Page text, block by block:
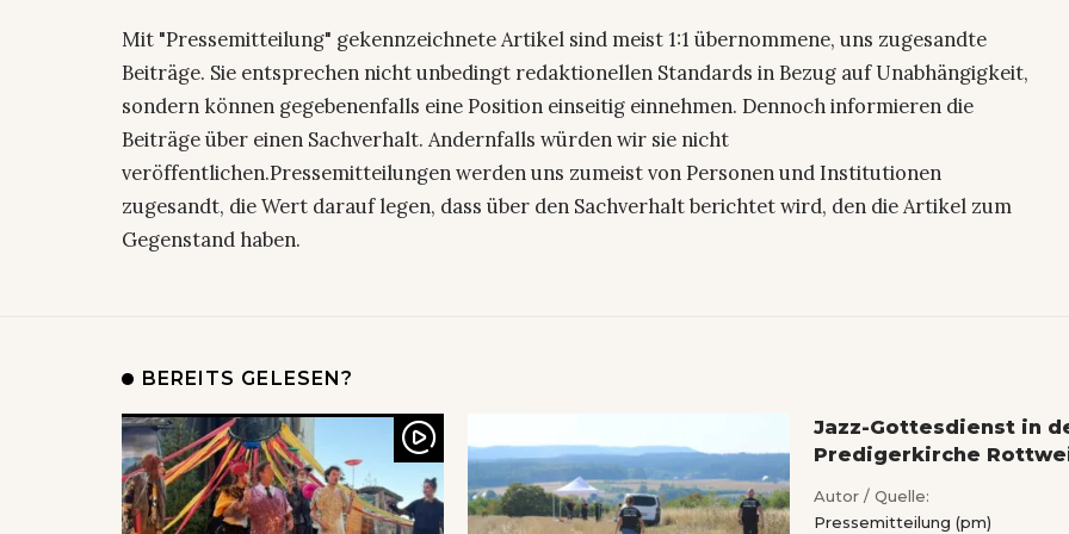
Mit "Pressemitteilung" gekennzeichnete Artikel sind meist 1:1 übernommene, uns zugesandte
Beiträge. Sie entsprechen nicht unbedingt redaktionellen Standards in Bezug auf Unabhängigkeit,
sondern können gegebenenfalls eine Position einseitig einnehmen. Dennoch informieren die
Beiträge über einen Sachverhalt. Andernfalls würden wir sie nicht
veröffentlichen.Pressemitteilungen werden uns zumeist von Personen und Institutionen
zugesandt, die Wert darauf legen, dass über den Sachverhalt berichtet wird, den die Artikel zum
Gegenstand haben.
BEREITS GELESEN?
Jazz-Gottesdienst in
Predigerkirche
Autor / Quelle:
Pressemitteilung (pm)